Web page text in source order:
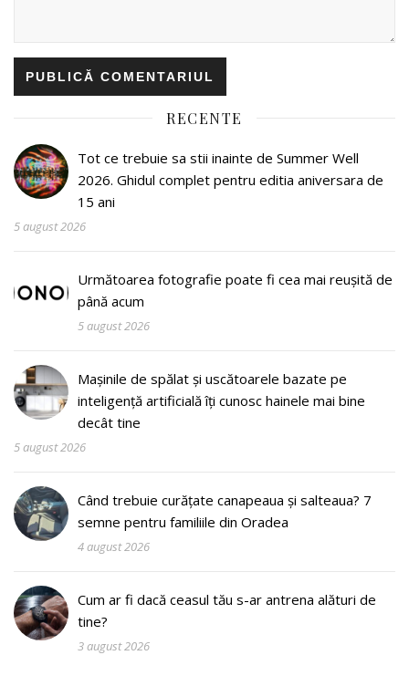
RECENTE
Tot ce trebuie sa stii inainte de Summer Well
2026. Ghidul complet pentru editia aniversara de
15 ani
5 august 2026
Următoarea fotografie poate fi cea mai reușită de
până acum
5 august 2026
Mașinile de spălat și uscătoarele bazate pe
inteligență artificială îți cunosc hainele mai bine
decât tine
5 august 2026
Când trebuie curățate canapeaua și salteaua? 7
semne pentru familiile din Oradea
4 august 2026
Cum ar fi dacă ceasul tău s-ar antrena alături de
tine?
3 august 2026